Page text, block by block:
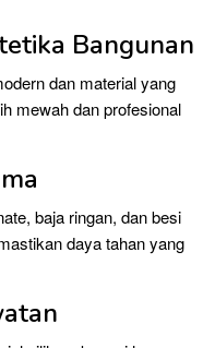
Bangunan
dan material yang
mewah dan profesional
baja ringan, dan besi
daya tahan yang